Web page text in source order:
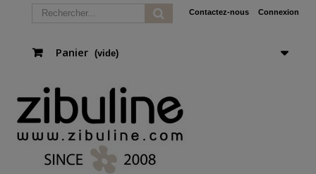
Connexion
Contactez-nous
Panier (vide)